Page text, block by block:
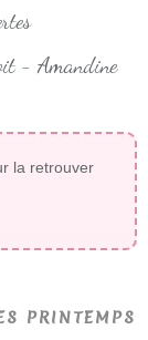
- Amandine
la retrouver
PRINTEMPS